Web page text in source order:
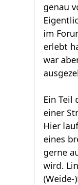
genau
im
erlebt
war
Ein Teil
einer
Hier
eines
gerne
wird.